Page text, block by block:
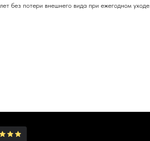
лет без потери внешнего вида при ежегодном уходе.